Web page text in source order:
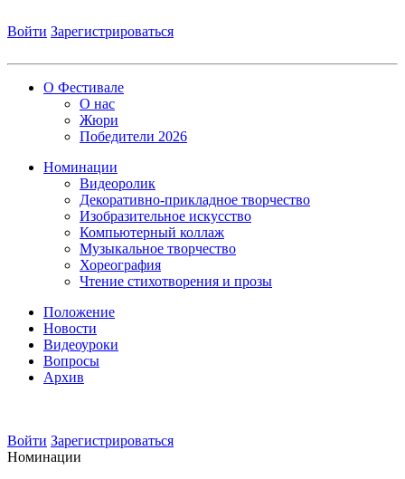
Войти Зарегистрироваться
О Фестивале
О нас
Жюри
Победители 2026
Номинации
Видеоролик
Декоративно-прикладное творчество
Изобразительное искусство
Компьютерный коллаж
Музыкальное творчество
Хореография
Чтение стихотворения и прозы
Положение
Новости
Видеоуроки
Вопросы
Архив
Войти Зарегистрироваться
Номинации